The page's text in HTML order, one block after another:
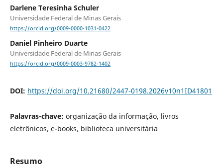
Darlene Teresinha Schuler
Universidade Federal de Minas Gerais
https://orcid.org/0009-0000-1031-0422
Daniel Pinheiro Duarte
Universidade Federal de Minas Gerais
https://orcid.org/0009-0003-9782-1402
DOI: https://doi.org/10.21680/2447-0198.2026v10n1ID41801
Palavras-chave: organização da informação, livros
eletrônicos, e-books, biblioteca universitária
Resumo